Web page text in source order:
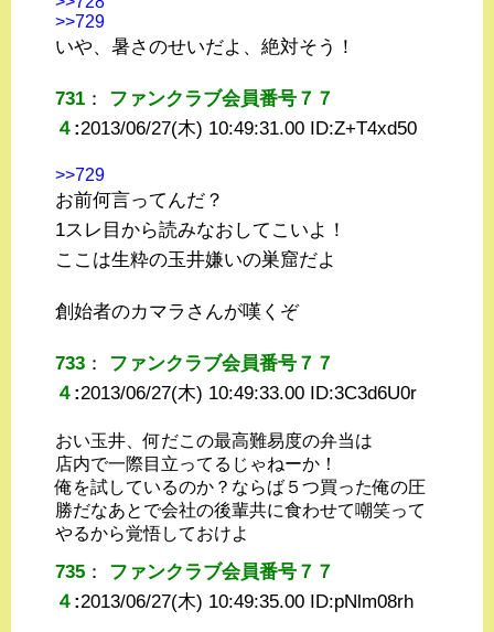
>>729
いや、暑さのせいだよ、絶対そう！
731 ： ファンクラブ会員番号７７
４ :2013/06/27(木) 10:49:31.00 ID:Z+T4xd50
>>729
お前何言ってんだ？
1スレ目から読みなおしてこいよ！
ここは生粋の玉井嫌いの巣窟だよ
創始者のカマラさんが嘆くぞ
733 ： ファンクラブ会員番号７７
４ :2013/06/27(木) 10:49:33.00 ID:3C3d6U0r
おい玉井、何だこの最高難易度の弁当は
店内で一際目立ってるじゃねーか！
俺を試しているのか？ならば５つ買った俺の圧
勝だなあとで会社の後輩共に食わせて嘲笑って
やるから覚悟しておけよ
735 ： ファンクラブ会員番号７７
４ :2013/06/27(木) 10:49:35.00 ID:pNlm08rh